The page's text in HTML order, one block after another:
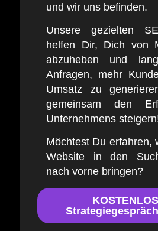
und wir uns befinden.
Unsere gezielten
helfen Dir, Dich von
abzuheben und
Anfragen, mehr
Umsatz zu
gemeinsam den
Unternehmens
Möchtest Du erfahren,
Website in den
nach vorne bringen?